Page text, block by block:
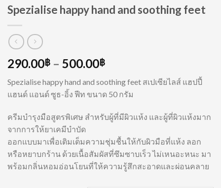
Spezialise happy hand and soothing feet
290.00฿ – 500.00฿
Spezialise happy hand and soothing feet สเปเซียไลส์ แฮปปี้
แฮนด์ แอนด์ ซูธ-อิ้ง ฟีท ขนาด 50 กรัม
ครีมบำรุงมือสูตรพิเศษ สำหรับผู้ที่มีผิวแห้ง และผู้ที่ผิวแห้งมาก
จากการให้ยาเคมีบำบัด
ออกแบบมาเพื่อเติมเต็มความชุ่มชื้นให้กับผิวมือที่แห้ง ลอก
หรือหยาบกร้าน ด้วยเนื้อสัมผัสที่ซึมซาบเร็ว ไม่เหนอะหนะ มา
พร้อมกลิ่นหอมอ่อนโยนที่ให้ความรู้สึกสะอาดและผ่อนคลาย